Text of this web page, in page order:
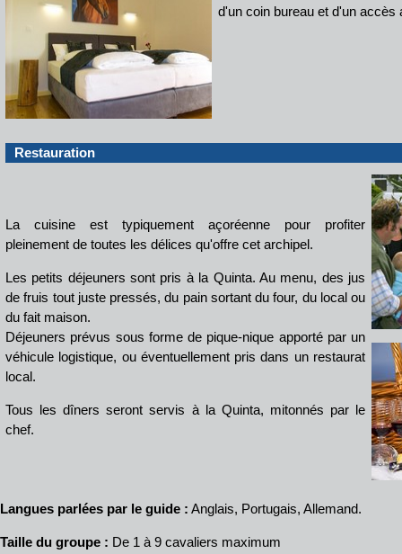
d'un coin bureau et d'un accès
Restauration
La cuisine est typiquement açoréenne pour profiter
pleinement de toutes les délices qu'offre cet archipel.
Les petits déjeuners sont pris à la Quinta. Au menu, des jus
de fruis tout juste pressés, du pain sortant du four, du local ou
du fait maison.
Déjeuners prévus sous forme de pique-nique apporté par un
véhicule logistique, ou éventuellement pris dans un restaurat
local.
Tous les dîners seront servis à la Quinta, mitonnés par le
chef.
Langues parlées par le guide : Anglais, Portugais, Allemand.
Taille du groupe : De 1 à 9 cavaliers maximum